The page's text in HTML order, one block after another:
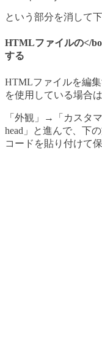
という部分を消して下
HTMLファイルの</
する
HTMLファイルを編集
を使用している場合
「外観」→「カスタ
head」と進んで、下
コードを貼り付けて